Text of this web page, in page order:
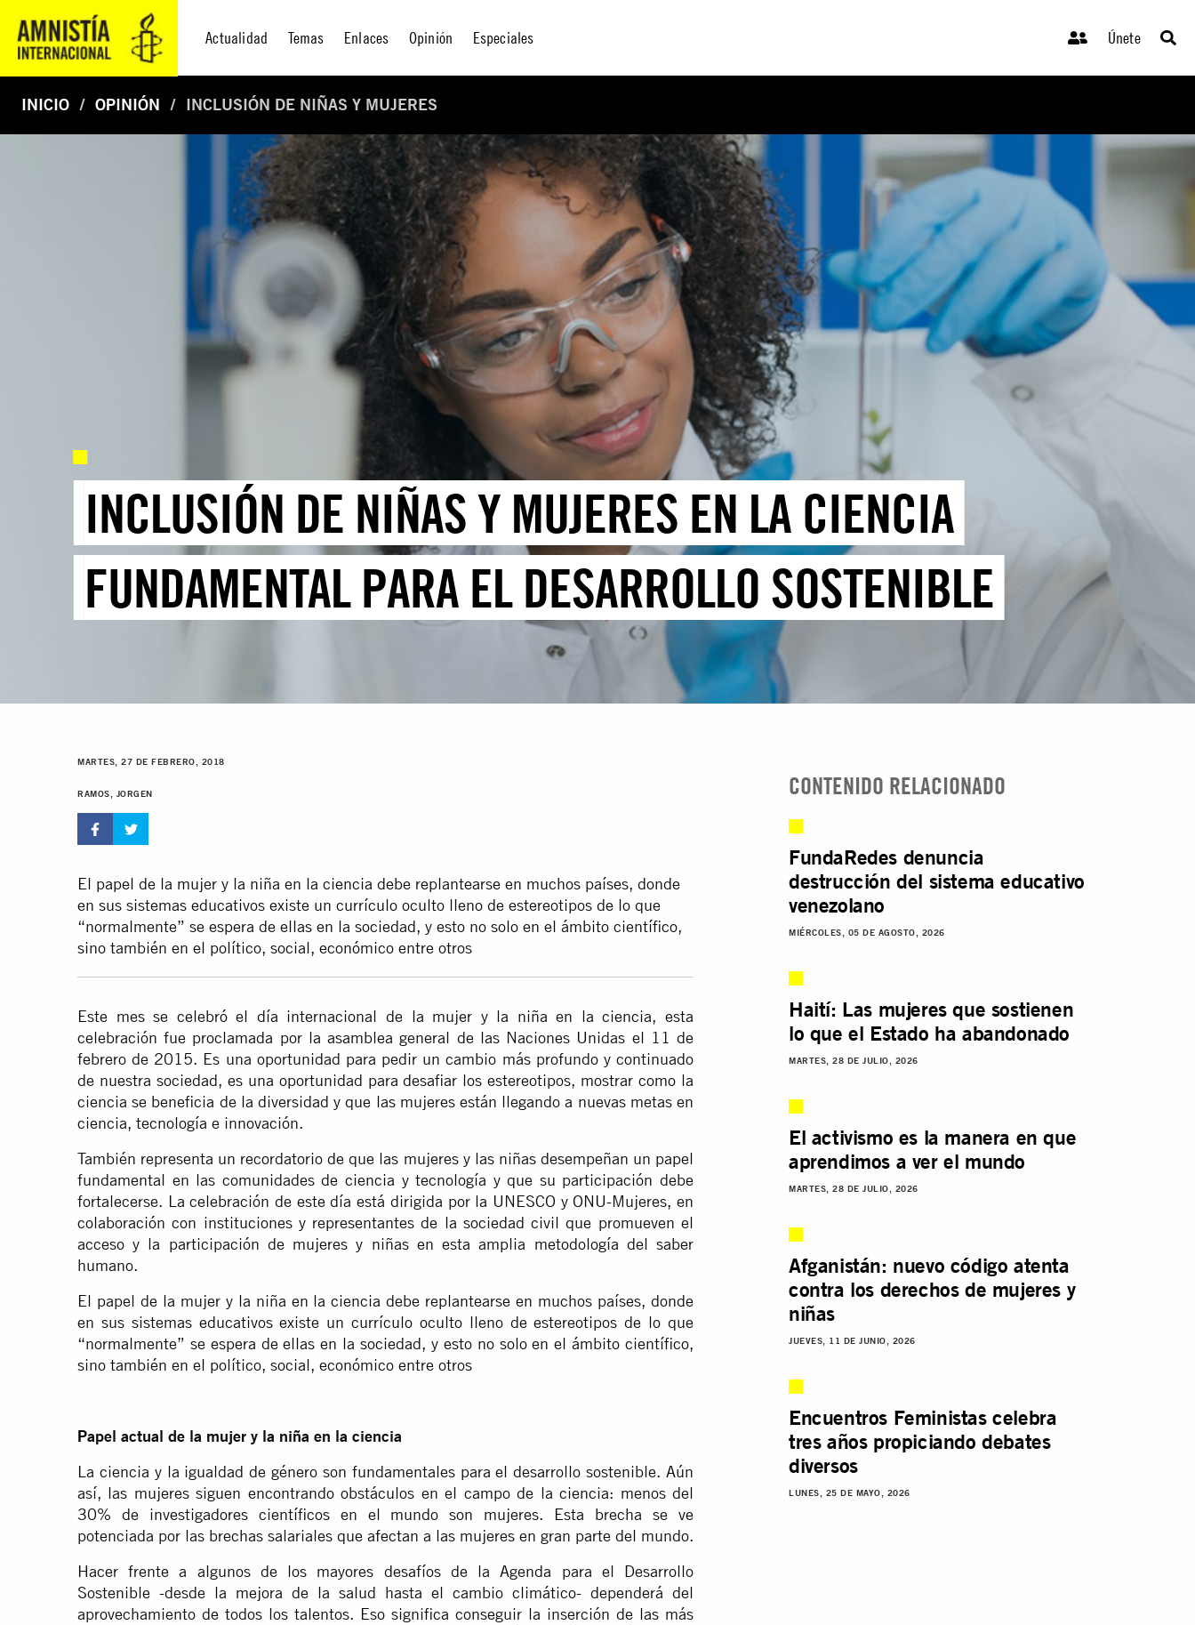
Actualidad Temas Enlaces Opinión Especiales Únete
INICIO OPINIÓN INCLUSIÓN DE NIÑAS Y MUJERES
INCLUSIÓN DE NIÑAS Y MUJERES EN LA CIENCIA
FUNDAMENTAL PARA EL DESARROLLO SOSTENIBLE
MARTES, 27 DE FEBRERO, 2018
RAMOS, JORGEN
El papel de la mujer y la niña en la ciencia debe replantearse en muchos países, donde
en sus sistemas educativos existe un currículo oculto lleno de estereotipos de lo que
“normalmente” se espera de ellas en la sociedad, y esto no solo en el ámbito científico,
sino también en el político, social, económico entre otros
Este mes se celebró el día internacional de la mujer y la niña en la ciencia, esta
celebración fue proclamada por la asamblea general de las Naciones Unidas el 11 de
febrero de 2015. Es una oportunidad para pedir un cambio más profundo y continuado
de nuestra sociedad, es una oportunidad para desafiar los estereotipos, mostrar como la
ciencia se beneficia de la diversidad y que las mujeres están llegando a nuevas metas en
ciencia, tecnología e innovación.
También representa un recordatorio de que las mujeres y las niñas desempeñan un papel
fundamental en las comunidades de ciencia y tecnología y que su participación debe
fortalecerse. La celebración de este día está dirigida por la UNESCO y ONU-Mujeres, en
colaboración con instituciones y representantes de la sociedad civil que promueven el
acceso y la participación de mujeres y niñas en esta amplia metodología del saber
humano.
El papel de la mujer y la niña en la ciencia debe replantearse en muchos países, donde
en sus sistemas educativos existe un currículo oculto lleno de estereotipos de lo que
“normalmente” se espera de ellas en la sociedad, y esto no solo en el ámbito científico,
sino también en el político, social, económico entre otros
Papel actual de la mujer y la niña en la ciencia
La ciencia y la igualdad de género son fundamentales para el desarrollo sostenible. Aún
así, las mujeres siguen encontrando obstáculos en el campo de la ciencia: menos del
30% de investigadores científicos en el mundo son mujeres. Esta brecha se ve
potenciada por las brechas salariales que afectan a las mujeres en gran parte del mundo.
Hacer frente a algunos de los mayores desafíos de la Agenda para el Desarrollo
Sostenible -desde la mejora de la salud hasta el cambio climático- dependerá del
aprovechamiento de todos los talentos. Eso significa conseguir la inserción de las más
CONTENIDO RELACIONADO
FundaRedes denuncia
destrucción del sistema educativo
venezolano
MIÉRCOLES, 05 DE AGOSTO, 2026
Haití: Las mujeres que sostienen
lo que el Estado ha abandonado
MARTES, 28 DE JULIO, 2026
El activismo es la manera en que
aprendimos a ver el mundo
MARTES, 28 DE JULIO, 2026
Afganistán: nuevo código atenta
contra los derechos de mujeres y
niñas
JUEVES, 11 DE JUNIO, 2026
Encuentros Feministas celebra
tres años propiciando debates
diversos
LUNES, 25 DE MAYO, 2026